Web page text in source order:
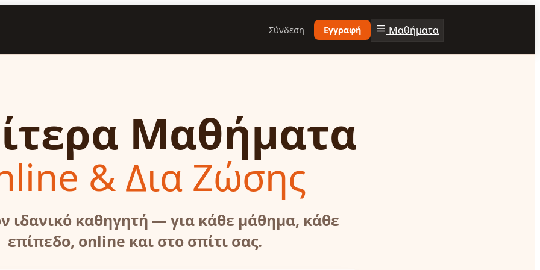
Σύνδεση Εγγραφή Μαθήματα
Μαθήματα
& Δια Ζώσης
ιδανικό καθηγητή — για κάθε μάθημα, κάθε
επίπεδο, online και στο σπίτι σας.